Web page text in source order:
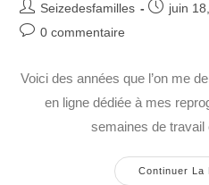
Seizedesfamilles juin
0 commentaire
Voici des années que l’on me
en ligne dédiée à mes
semaines de
Continuer La